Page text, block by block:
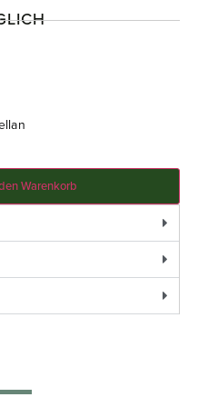
Warenkorb